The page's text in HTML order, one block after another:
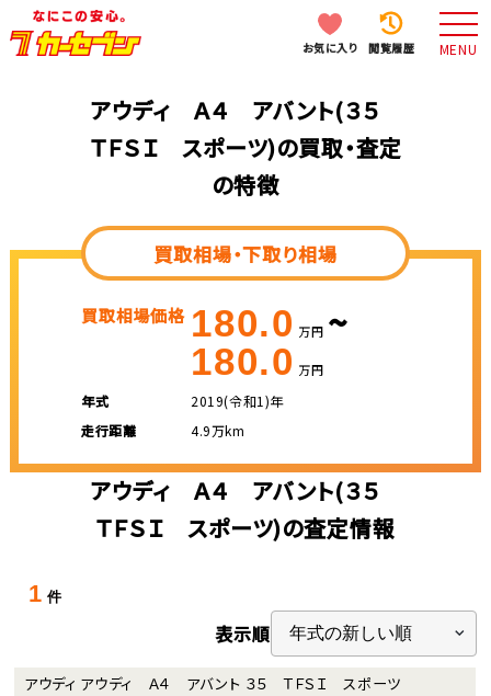
お気に入り 閲覧履歴 MENU
アウディ Ａ４ アバント(３５
ＴＦＳＩ スポーツ)の買取・査定
の特徴
買取相場・下取り相場
買取相場価格 180.0 万円 ~
180.0 万円
年式
2019(令和1)年
走行距離
4.9万km
アウディ Ａ４ アバント(３５
ＴＦＳＩ スポーツ)の査定情報
1 件
表示順
アウディ アウディ Ａ４ アバント ３５ ＴＦＳＩ スポーツ